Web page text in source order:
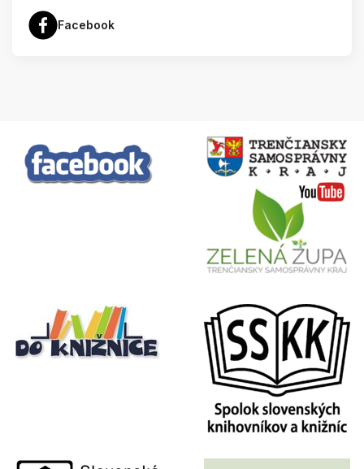
Facebook